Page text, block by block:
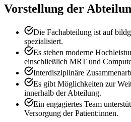
Vorstellung der
Die Fachabteilung ist auf
spezialisiert.
Es stehen moderne
einschließlich MRT und
Interdisziplinäre
Es gibt Möglichkeiten zur
innerhalb der Abteilung.
Ein engagiertes Team
Versorgung der Patient:innen.